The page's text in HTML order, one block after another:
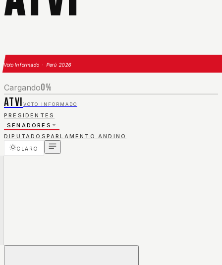
Voto Informado · Perú 2026
Cargando0%
ATVI VOTO INFORMADO
PRESIDENTES
SENADORES
DIPUTADOS PARLAMENTO ANDINO
CLARO